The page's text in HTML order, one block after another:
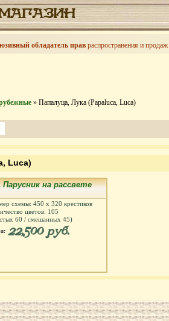
обладатель прав распространения и продаж
» Папалуца, Лука (Papaluca, Luca)
Luca)
Парусник на рассвете
схемы: 450 х 320 крестиков
цветов: 105
60 / смешанных 45)
22,500 руб.